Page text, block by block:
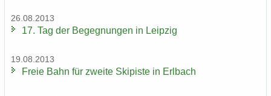
26.08.2013
17. Tag der Be­geg­nun­gen in Leip­zig
19.08.2013
Freie Bahn für zwei­te Ski­pis­te in Erl­bach